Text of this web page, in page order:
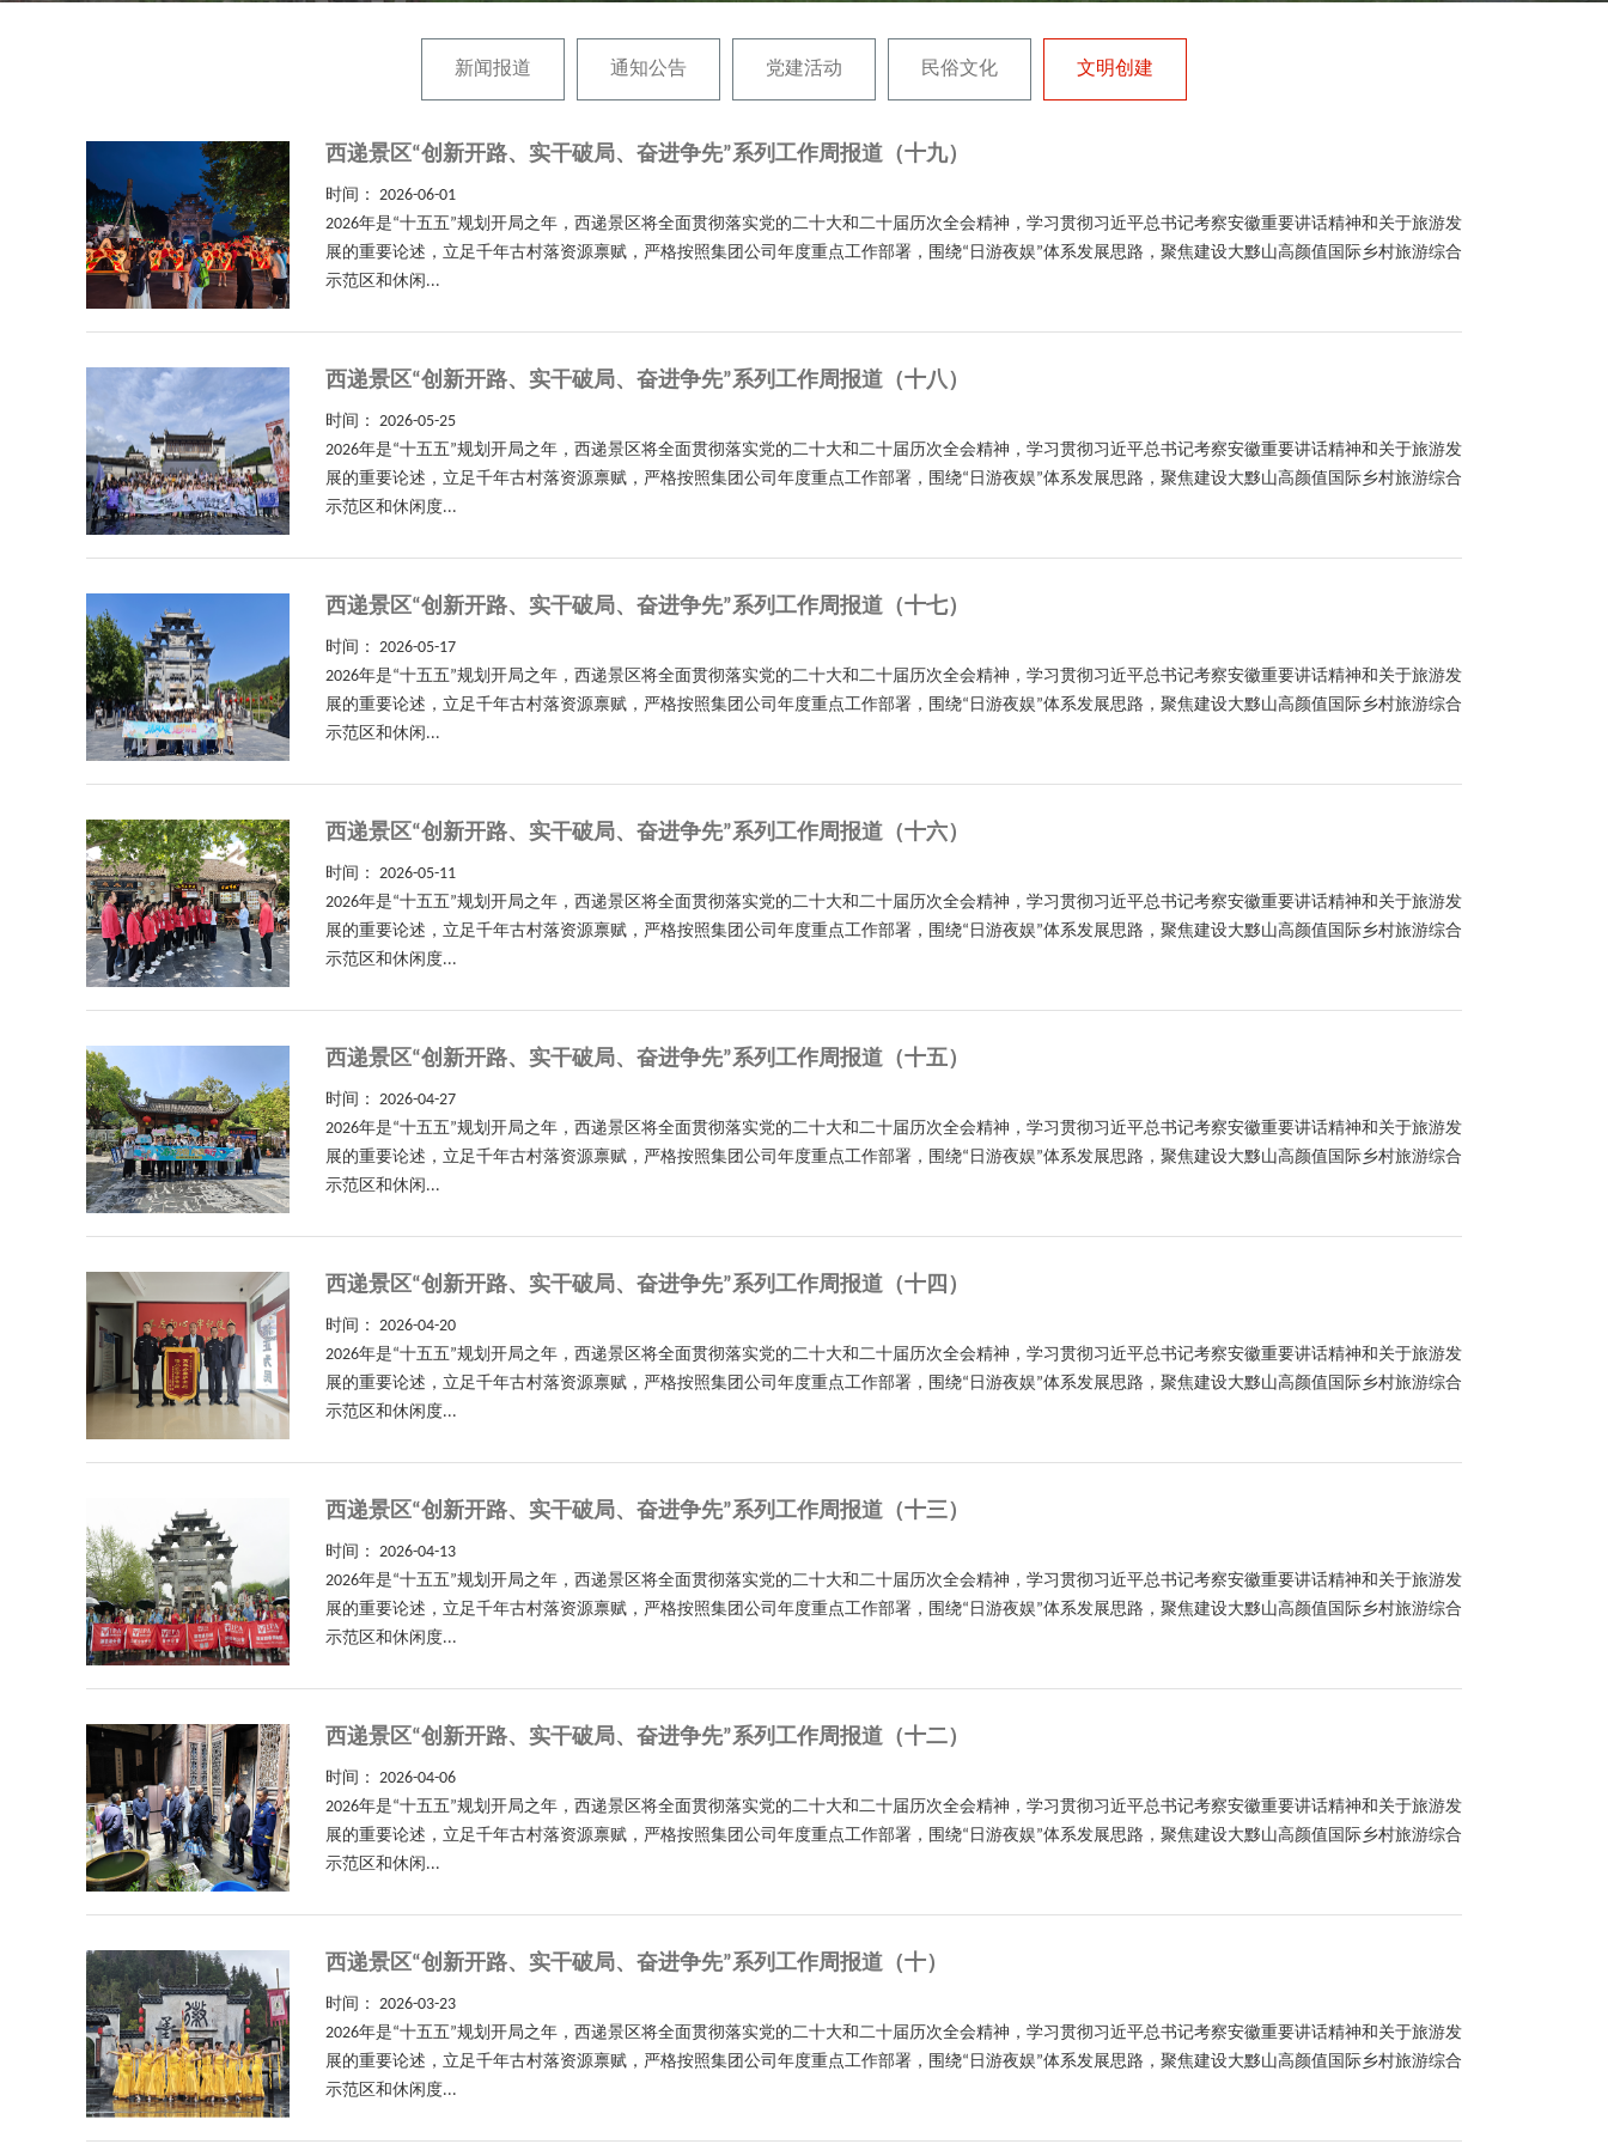
新闻报道 通知公告 党建活动 民俗文化 文明创建
西递景区“创新开路、实干破局、奋进争先”系列工作周报道（十九）
时间： 2026-06-01
2026年是“十五五”规划开局之年，西递景区将全面贯彻落实党的二十大和二十届历次全会精神，学习贯彻习近平总书记考察安徽重要讲话精神和关于旅游发
展的重要论述，立足千年古村落资源禀赋，严格按照集团公司年度重点工作部署，围绕“日游夜娱”体系发展思路，聚焦建设大黟山高颜值国际乡村旅游综合
示范区和休闲...
西递景区“创新开路、实干破局、奋进争先”系列工作周报道（十八）
时间： 2026-05-25
2026年是“十五五”规划开局之年，西递景区将全面贯彻落实党的二十大和二十届历次全会精神，学习贯彻习近平总书记考察安徽重要讲话精神和关于旅游发
展的重要论述，立足千年古村落资源禀赋，严格按照集团公司年度重点工作部署，围绕“日游夜娱”体系发展思路，聚焦建设大黟山高颜值国际乡村旅游综合
示范区和休闲度...
西递景区“创新开路、实干破局、奋进争先”系列工作周报道（十七）
时间： 2026-05-17
2026年是“十五五”规划开局之年，西递景区将全面贯彻落实党的二十大和二十届历次全会精神，学习贯彻习近平总书记考察安徽重要讲话精神和关于旅游发
展的重要论述，立足千年古村落资源禀赋，严格按照集团公司年度重点工作部署，围绕“日游夜娱”体系发展思路，聚焦建设大黟山高颜值国际乡村旅游综合
示范区和休闲...
西递景区“创新开路、实干破局、奋进争先”系列工作周报道（十六）
时间： 2026-05-11
2026年是“十五五”规划开局之年，西递景区将全面贯彻落实党的二十大和二十届历次全会精神，学习贯彻习近平总书记考察安徽重要讲话精神和关于旅游发
展的重要论述，立足千年古村落资源禀赋，严格按照集团公司年度重点工作部署，围绕“日游夜娱”体系发展思路，聚焦建设大黟山高颜值国际乡村旅游综合
示范区和休闲度...
西递景区“创新开路、实干破局、奋进争先”系列工作周报道（十五）
时间： 2026-04-27
2026年是“十五五”规划开局之年，西递景区将全面贯彻落实党的二十大和二十届历次全会精神，学习贯彻习近平总书记考察安徽重要讲话精神和关于旅游发
展的重要论述，立足千年古村落资源禀赋，严格按照集团公司年度重点工作部署，围绕“日游夜娱”体系发展思路，聚焦建设大黟山高颜值国际乡村旅游综合
示范区和休闲...
西递景区“创新开路、实干破局、奋进争先”系列工作周报道（十四）
时间： 2026-04-20
2026年是“十五五”规划开局之年，西递景区将全面贯彻落实党的二十大和二十届历次全会精神，学习贯彻习近平总书记考察安徽重要讲话精神和关于旅游发
展的重要论述，立足千年古村落资源禀赋，严格按照集团公司年度重点工作部署，围绕“日游夜娱”体系发展思路，聚焦建设大黟山高颜值国际乡村旅游综合
示范区和休闲度...
西递景区“创新开路、实干破局、奋进争先”系列工作周报道（十三）
时间： 2026-04-13
2026年是“十五五”规划开局之年，西递景区将全面贯彻落实党的二十大和二十届历次全会精神，学习贯彻习近平总书记考察安徽重要讲话精神和关于旅游发
展的重要论述，立足千年古村落资源禀赋，严格按照集团公司年度重点工作部署，围绕“日游夜娱”体系发展思路，聚焦建设大黟山高颜值国际乡村旅游综合
示范区和休闲度...
西递景区“创新开路、实干破局、奋进争先”系列工作周报道（十二）
时间： 2026-04-06
2026年是“十五五”规划开局之年，西递景区将全面贯彻落实党的二十大和二十届历次全会精神，学习贯彻习近平总书记考察安徽重要讲话精神和关于旅游发
展的重要论述，立足千年古村落资源禀赋，严格按照集团公司年度重点工作部署，围绕“日游夜娱”体系发展思路，聚焦建设大黟山高颜值国际乡村旅游综合
示范区和休闲...
西递景区“创新开路、实干破局、奋进争先”系列工作周报道（十）
时间： 2026-03-23
2026年是“十五五”规划开局之年，西递景区将全面贯彻落实党的二十大和二十届历次全会精神，学习贯彻习近平总书记考察安徽重要讲话精神和关于旅游发
展的重要论述，立足千年古村落资源禀赋，严格按照集团公司年度重点工作部署，围绕“日游夜娱”体系发展思路，聚焦建设大黟山高颜值国际乡村旅游综合
示范区和休闲度...